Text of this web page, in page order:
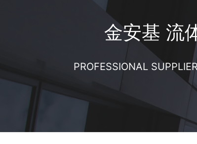
金安基 流
PROFESSIONAL